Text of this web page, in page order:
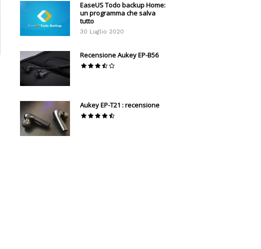
EaseUS Todo backup Home:
un programma che salva
tutto
30 Luglio 2020
Recensione Aukey EP-B56
Aukey EP-T21 : recensione